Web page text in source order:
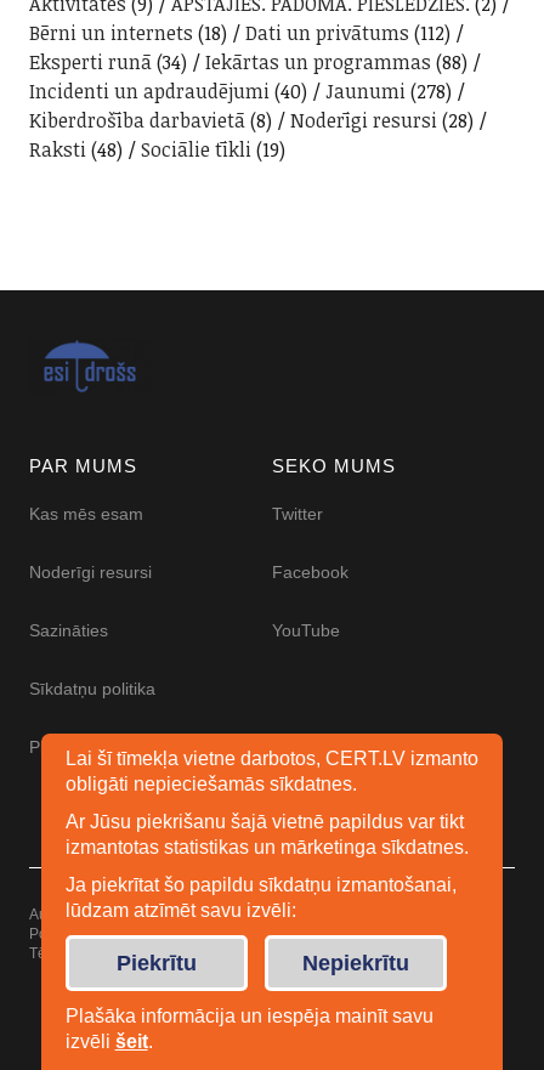
Bērni un internets (18) Dati un privātums (112)
Eksperti runā(34) Iekārtas un programmas (88)
Incidenti un apdraudējumi(40) Jaunumi(278)
Kiberdrošība darbavietā(8) Noderīgi resursi(28)
Raksti(48) Sociālie tīkli(19)
PAR MUMS
Kas mēs esam
Noderīgi resursi
Sazināties
Sīkdatņu politika
Piekļūstamības paziņojums
SEKO MUMS
Twitter
Facebook
YouTube
Autortiesības © 2026 Esidrošs
Powered byWordPress
Tēma: Uku noElmastudio
Lai šī tīmekļa vietne darbotos, CERT.LV izmanto
obligāti nepieciešamās sīkdatnes.
Ar Jūsu piekrišanu šajā vietnē papildus var tikt
izmantotas statistikas un mārketinga sīkdatnes.
Ja piekrītat šo papildu sīkdatņu izmantošanai,
lūdzam atzīmēt savu izvēli:
Piekrītu Nepiekrītu
Plašāka informācija un iespēja mainīt savu
izvēli šeit.